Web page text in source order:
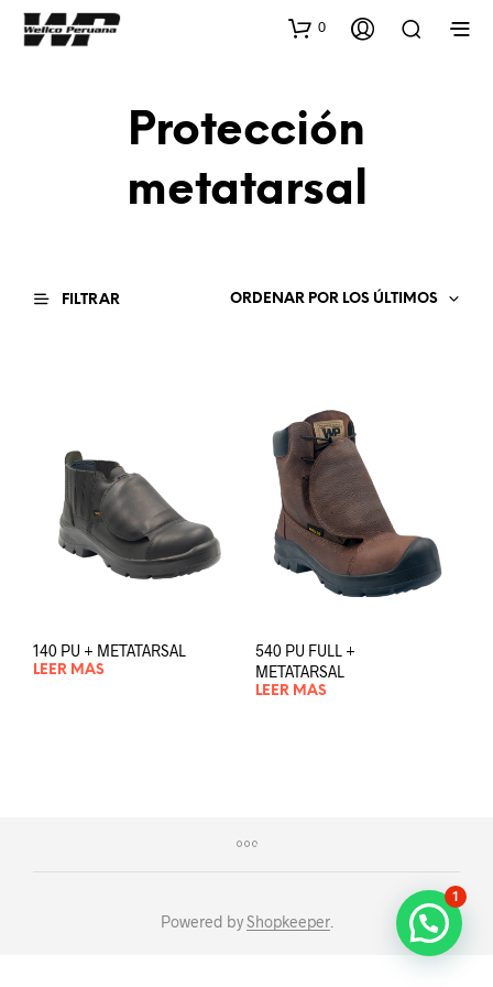
0
Protección
metatarsal
FILTRAR ORDENAR POR LOS ÚLTIMOS
140 PU + METATARSAL
LEER MÁS
540 PU FULL +
METATARSAL
LEER MÁS
Powered byShopkeeper.
1